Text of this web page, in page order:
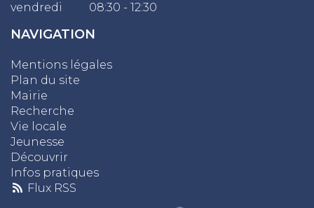
vendredi
08:30 - 12:30
NAVIGATION
Mentions légales
Plan du site
Mairie
Recherche
Vie locale
Jeunesse
Découvrir
Infos pratiques
Flux RSS